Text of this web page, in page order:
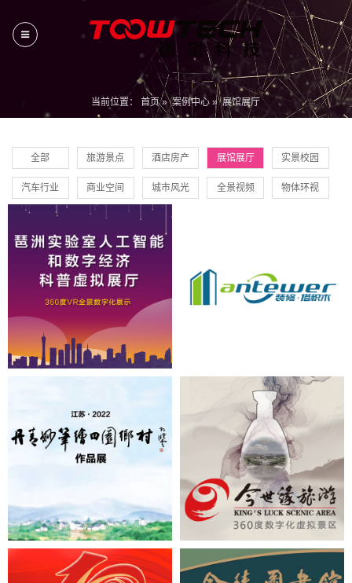
当前位置：首页»案例中心 »展馆展厅
全部 旅游景点 酒店房产 展馆展厅 实景校园
汽车行业 商业空间 城市风光 全景视频 物体环视